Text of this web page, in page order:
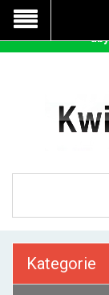
Kategorie
Nasza strona
prawidłowego